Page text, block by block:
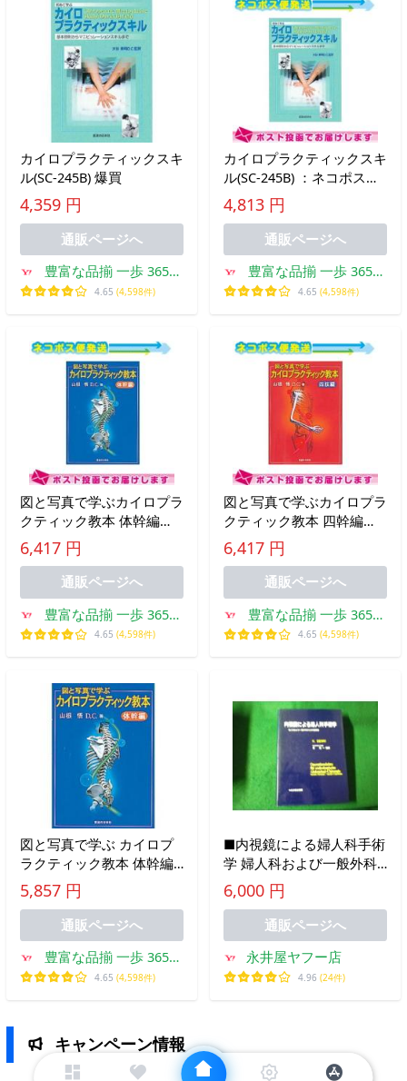
カイロプラクティックスキ
ル(SC-245B) 爆買
4,359 円
通販ページへ
豊富な品揃 一歩 365日
土日祝日も発送
4.65 (4,598件)
カイロプラクティックスキ
ル(SC-245B) ：ネコポス送
料無料 爆買
4,813 円
通販ページへ
豊富な品揃 一歩 365日
土日祝日も発送
4.65 (4,598件)
図と写真で学ぶカイロプラ
クティック教本 体幹編
(SC-250) ：ネコポス送料無
料 爆買
6,417 円
通販ページへ
豊富な品揃 一歩 365日
土日祝日も発送
4.65 (4,598件)
図と写真で学ぶカイロプラ
クティック教本 四幹編
(SC-251) ：ネコポス送料無
料 爆買
6,417 円
通販ページへ
豊富な品揃 一歩 365日
土日祝日も発送
4.65 (4,598件)
図と写真で学ぶ カイロプ
ラクティック教本 体幹編
(SC-250) 爆買
5,857 円
通販ページへ
豊富な品揃 一歩 365日
土日祝日も発送
4.65 (4,598件)
■内視鏡による婦人科手術
学 婦人科および一般外科
のための腹腔鏡 K.Semm
中央洋書出版部 1985年
■FAUB2026012804■
6,000 円
通販ページへ
永井屋ヤフー店
4.96 (24件)
キャンペーン情報